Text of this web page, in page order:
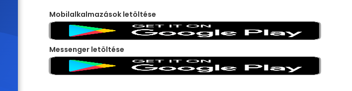
Mobilalkalmazások letöltése
Messenger letöltése